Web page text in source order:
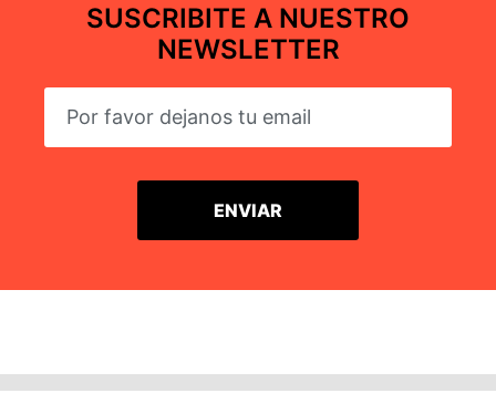
SUSCRIBITE A NUESTRO
NEWSLETTER